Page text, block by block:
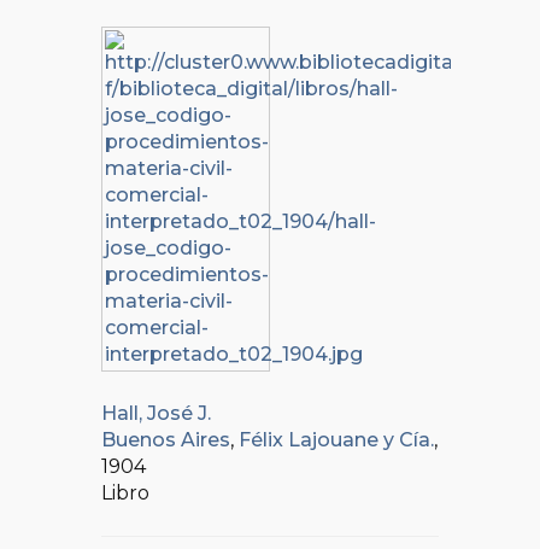
Hall, José J.
Buenos Aires, Félix Lajouane y Cía.,
1904
Libro